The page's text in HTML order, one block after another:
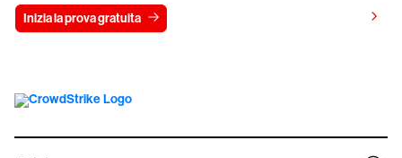
Inizia la prova gratuita